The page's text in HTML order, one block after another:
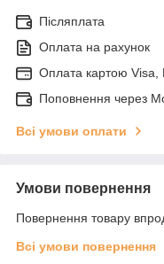
Післяплата
Оплата на рахунок
Оплата картою Visa,
Поповнення через
Всі умови оплати
Умови повернення
Повернення товару
Всі умови повернення